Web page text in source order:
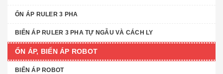
ỔN ÁP RULER 3 PHA
BIẾN ÁP RULER 3 PHA TỰ NGẪU VÀ CÁCH LY
ỔN ÁP, BIẾN ÁP ROBOT
BIẾN ÁP ROBOT